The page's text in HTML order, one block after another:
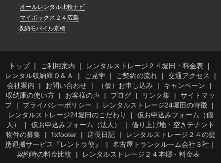
オールレンタル比較ナビ
マイボックス２４広島
収納モバイル京橋
トップ ご利用案内
レンタルストレージ２４堀田・料金表
レンタル収納庫Ｑ＆Ａ
ご見学 ご契約の流れ
交通アクセス
会社案内
お問い合わせ （仮）お申し込み
キャンペーン
収納庫の使い方
お客様の声 ブログ リンク集
サイトマッ
プ
プライバシーポリシー
レンタルストレージ24堀田の特徴
レンタルストレージ24堀田のこだわり
仮お申込みフォーム（個
人）
仮お申込みフォーム（法人）
借り上げ地・空きテナント
物件の募集
fixfooter 店長日記
レンタルストレージ２４の提
携運搬サービス『レントラ便』
名古屋トランクルーム会社３社｜
契約時の料金比較
レンタルストレージ２４本郷・料金表